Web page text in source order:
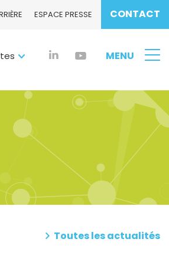
ESPACE PRESSE CONTACT
MENU
NOUS CONTACTER
Toutes les actualités